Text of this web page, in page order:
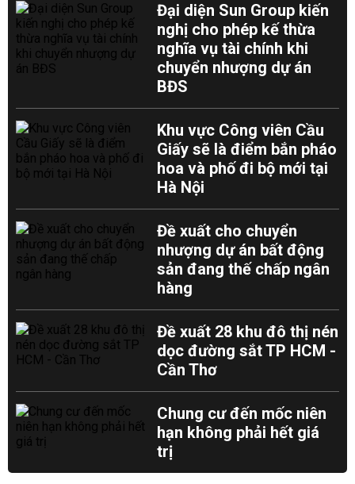
Đại diện Sun Group kiến
nghị cho phép kế thừa
nghĩa vụ tài chính khi
chuyển nhượng dự án
BĐS
Khu vực Công viên Cầu
Giấy sẽ là điểm bắn pháo
hoa và phố đi bộ mới tại
Hà Nội
Đề xuất cho chuyển
nhượng dự án bất động
sản đang thế chấp ngân
hàng
Đề xuất 28 khu đô thị nén
dọc đường sắt TP HCM -
Cần Thơ
Chung cư đến mốc niên
hạn không phải hết giá
trị